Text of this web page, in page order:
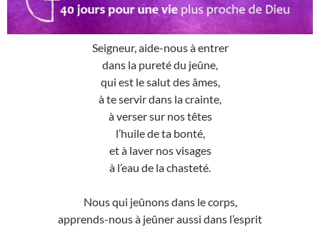
Seigneur, aide-nous à entrer
dans la pureté du jeûne,
qui est le salut des âmes,
à te servir dans la crainte,
à verser sur nos têtes
l’huile de ta bonté,
et à laver nos visages
à l’eau de la chasteté.
Nous qui jeûnons dans le corps,
apprends-nous à jeûner aussi dans l’esprit